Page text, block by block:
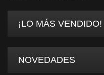
¡LO MÁS VENDIDO!
NOVEDADES